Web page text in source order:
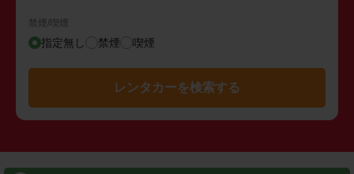
禁煙/喫煙
指定無し 禁煙 喫煙
レンタカーを検索する